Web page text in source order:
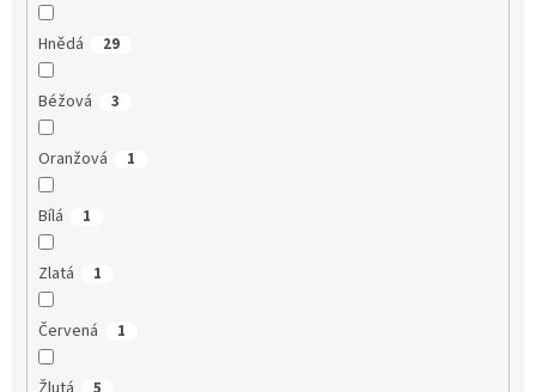
Hnědá 29
Béžová 3
Oranžová 1
Bílá 1
Zlatá 1
Červená 1